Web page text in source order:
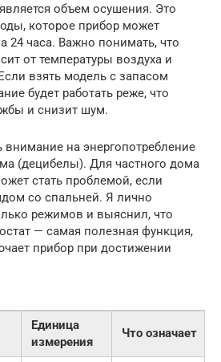
объем осушения. Это
которое прибор может
24 часа. Важно понимать, что
от температуры воздуха и
взять модель с запасом
будет работать реже, что
и снизит шум.
внимание на энергопотребление
(децибелы). Для частного дома
стать проблемой, если
со спальней. Я лично
режимов и выяснил, что
— самая полезная функция,
прибор при достижении
Единица
измерения
Что означает